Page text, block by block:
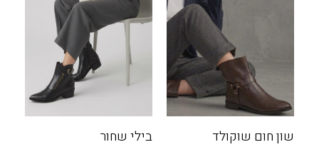
שון חום שוקולד בילי שחור